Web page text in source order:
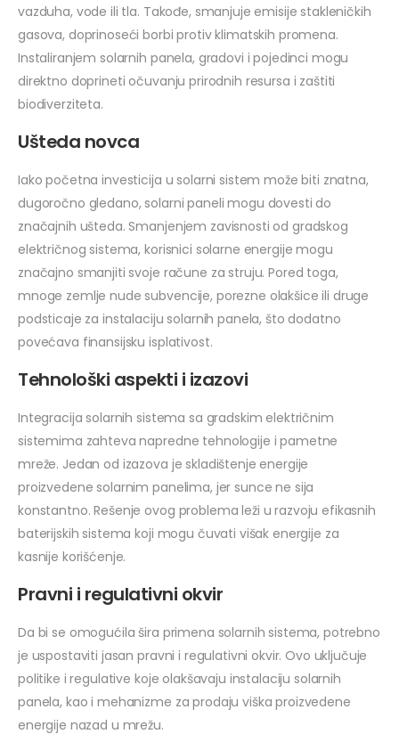
vazduha, vode ili tla. Takođe, smanjuje emisije stakleničkih
gasova, doprinoseći borbi protiv klimatskih promena.
Instaliranjem solarnih panela, gradovi i pojedinci mogu
direktno doprineti očuvanju prirodnih resursa i zaštiti
biodiverziteta.
Ušteda novca
Iako početna investicija u solarni sistem može biti znatna,
dugoročno gledano, solarni paneli mogu dovesti do
značajnih ušteda. Smanjenjem zavisnosti od gradskog
električnog sistema, korisnici solarne energije mogu
značajno smanjiti svoje račune za struju. Pored toga,
mnoge zemlje nude subvencije, porezne olakšice ili druge
podsticaje za instalaciju solarnih panela, što dodatno
povećava finansijsku isplativost.
Tehnološki aspekti i izazovi
Integracija solarnih sistema sa gradskim električnim
sistemima zahteva napredne tehnologije i pametne
mreže. Jedan od izazova je skladištenje energije
proizvedene solarnim panelima, jer sunce ne sija
konstantno. Rešenje ovog problema leži u razvoju efikasnih
baterijskih sistema koji mogu čuvati višak energije za
kasnije korišćenje.
Pravni i regulativni okvir
Da bi se omogućila šira primena solarnih sistema, potrebno
je uspostaviti jasan pravni i regulativni okvir. Ovo uključuje
politike i regulative koje olakšavaju instalaciju solarnih
panela, kao i mehanizme za prodaju viška proizvedene
energije nazad u mrežu.